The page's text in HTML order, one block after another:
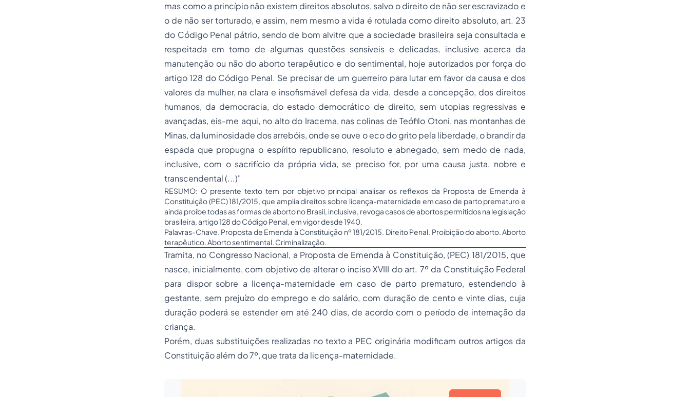
mas como a princípio não existem direitos absolutos, salvo o direito de não ser escravizado e
o de não ser torturado, e assim, nem mesmo a vida é rotulada como direito absoluto, art. 23
do Código Penal pátrio, sendo de bom alvitre que a sociedade brasileira seja consultada e
respeitada em torno de algumas questões sensíveis e delicadas, inclusive acerca da
manutenção ou não do aborto terapêutico e do sentimental, hoje autorizados por força do
artigo 128 do Código Penal. Se precisar de um guerreiro para lutar em favor da causa e dos
valores da mulher, na clara e insofismável defesa da vida, desde a concepção, dos direitos
humanos, da democracia, do estado democrático de direito, sem utopias regressivas e
avançadas, eis-me aqui, no alto do Iracema, nas colinas de Teófilo Otoni, nas montanhas de
Minas, da luminosidade dos arrebóis, onde se ouve o eco do grito pela liberdade, o brandir da
espada que propugna o espírito republicano, resoluto e abnegado, sem medo de nada,
inclusive, com o sacrifício da própria vida, se preciso for, por uma causa justa, nobre e
transcendental (...)"
RESUMO: O presente texto tem por objetivo principal analisar os reflexos da Proposta de Emenda à
Constituição (PEC) 181/2015, que amplia direitos sobre licença-maternidade em caso de parto prematuro e
ainda proíbe todas as formas de aborto no Brasil, inclusive, revoga casos de abortos permitidos na legislação
brasileira, artigo 128 do Código Penal, em vigor desde 1940.
Palavras-Chave. Proposta de Emenda à Constituição nº 181/2015. Direito Penal. Proibição do aborto.Aborto
terapêutico. Aborto sentimental. Criminalização.
Tramita, no Congresso Nacional, a Proposta de Emenda à Constituição, (PEC) 181/2015, que
nasce, inicialmente, com objetivo de alterar o inciso XVIII do art. 7º da Constituição Federal
para dispor sobre a licença-maternidade em caso de parto prematuro, estendendo à
gestante, sem prejuízo do emprego e do salário, com duração de cento e vinte dias, cuja
duração poderá se estender em até 240 dias, de acordo com o período de internação da
criança.
Porém, duas substituições realizadas no texto a PEC originária modificam outros artigos da
Constituição além do 7º, que trata da licença-maternidade.